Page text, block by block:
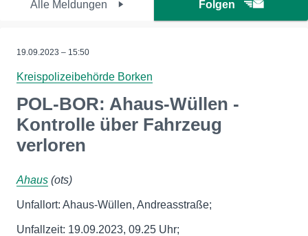
Alle Meldungen Folgen
19.09.2023 – 15:50
Kreispolizeibehörde Borken
POL-BOR: Ahaus-Wüllen -
Kontrolle über Fahrzeug
verloren
Ahaus (ots)
Unfallort: Ahaus-Wüllen, Andreasstraße;
Unfallzeit: 19.09.2023, 09.25 Uhr;